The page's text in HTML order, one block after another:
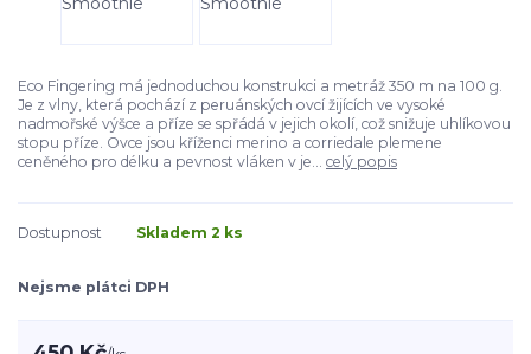
Eco Fingering má jednoduchou konstrukci a metráž 350 m na 100 g.
Je z vlny, která pochází z peruánských ovcí žijících ve vysoké
nadmořské výšce a příze se spřádá v jejich okolí, což snižuje uhlíkovou
stopu příze. Ovce jsou kříženci merino a corriedale plemene
ceněného pro délku a pevnost vláken v je... celý popis
Dostupnost Skladem 2 ks
Nejsme plátci DPH